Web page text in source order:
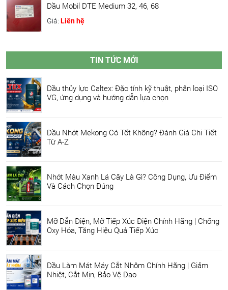
Dầu Mobil DTE Medium 32, 46, 68
Giá: Liên hệ
TIN TỨC MỚI
Dầu thủy lực Caltex: Đặc tính kỹ thuật, phân loại ISO
VG, ứng dụng và hướng dẫn lựa chọn
Dầu Nhớt Mekong Có Tốt Không? Đánh Giá Chi Tiết
Từ A-Z
Nhớt Màu Xanh Lá Cây Là Gì? Công Dụng, Ưu Điểm
Và Cách Chọn Đúng
Mỡ Dẫn Điện, Mỡ Tiếp Xúc Điện Chính Hãng | Chống
Oxy Hóa, Tăng Hiệu Quả Tiếp Xúc
Dầu Làm Mát Máy Cắt Nhôm Chính Hãng | Giảm
Nhiệt, Cắt Mịn, Bảo Vệ Dao